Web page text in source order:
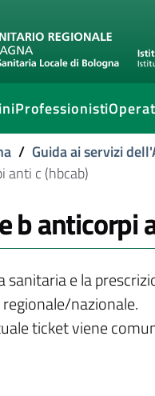
Professionisti
/ Guida ai servizi
anti c (hbcab)
b anticorpi
sanitaria e la
nazionale.
ticket viene